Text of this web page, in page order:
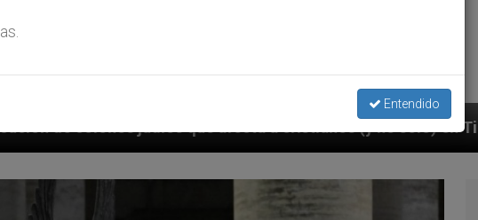
cristianos (y no sólo) en Tierra Santa Sacerdotes
Entendido